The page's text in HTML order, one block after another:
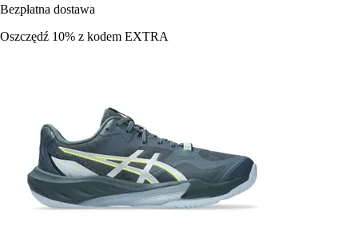
Bezpłatna dostawa
Oszczędź 10% z kodem EXTRA